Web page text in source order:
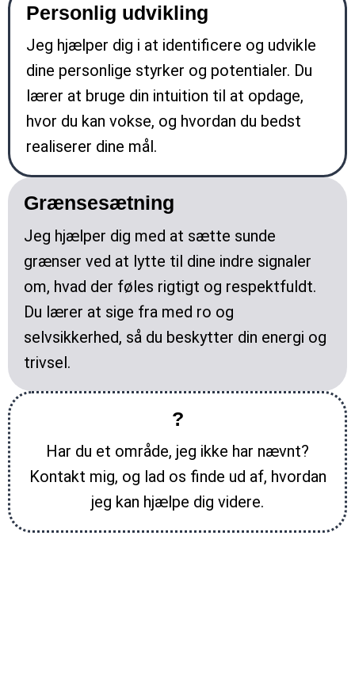
Personlig udvikling
Jeg hjælper dig i at identificere og udvikle
dine personlige styrker og potentialer. Du
lærer at bruge din intuition til at opdage,
hvor du kan vokse, og hvordan du bedst
realiserer dine mål.
Grænsesætning
Jeg hjælper dig med at sætte sunde
grænser ved at lytte til dine indre signaler
om, hvad der føles rigtigt og respektfuldt.
Du lærer at sige fra med ro og
selvsikkerhed, så du beskytter din energi og
trivsel.
?
Har du et område, jeg ikke har nævnt?
Kontakt mig, og lad os finde ud af, hvordan
jeg kan hjælpe dig videre.